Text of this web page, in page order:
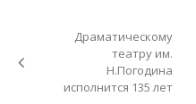
Драматическому
театру им.
Н.Погодина
исполнится 135 лет